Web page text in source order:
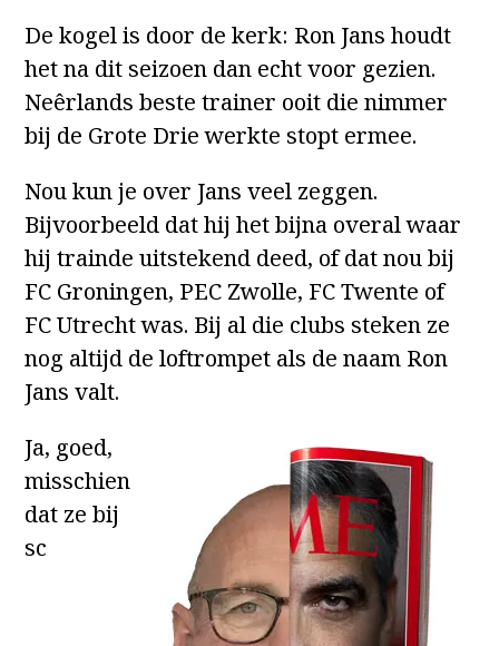
De kogel is door de kerk: Ron Jans houdt
het na dit seizoen dan echt voor gezien.
Neêrlands beste trainer ooit die nimmer
bij de Grote Drie werkte stopt ermee.
Nou kun je over Jans veel zeggen.
Bijvoorbeeld dat hij het bijna overal waar
hij trainde uitstekend deed, of dat nou bij
FC Groningen, PEC Zwolle, FC Twente of
FC Utrecht was. Bij al die clubs steken ze
nog altijd de loftrompet als de naam Ron
Jans valt.
Ja, goed,
misschien
dat ze bij
sc